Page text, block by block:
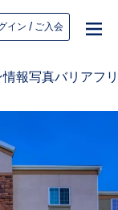
イン / ご入会
報写真バリアフ